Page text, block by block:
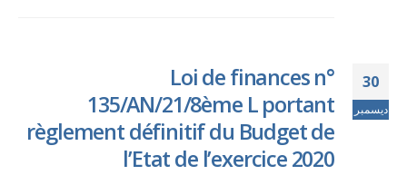
30
ديسمبر
Loi de finances n°
135/AN/21/8ème L portant
règlement définitif du Budget de
l’Etat de l’exercice 2020